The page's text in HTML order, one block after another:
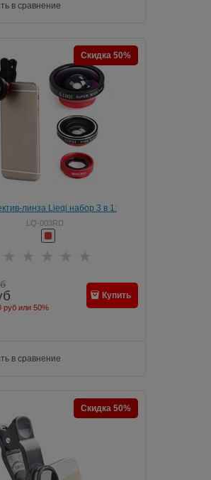
в сравнение
линза Lieqi набор 3 в 1:
объектив,широкоугольная
Цвет: Красный (LQ-003)
LQ-003RD
Скидка 50%
рубили 50%
Купить
в сравнение
Скидка 50%